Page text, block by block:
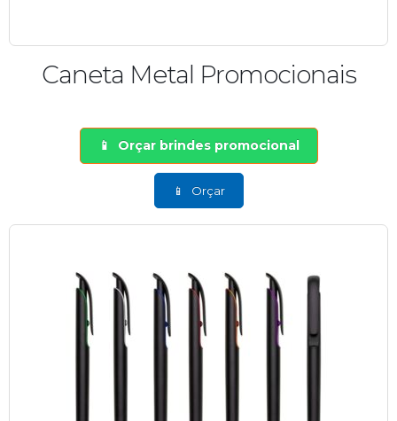
Caneta Metal Promocionais
Orçar brindes promocional
Orçar